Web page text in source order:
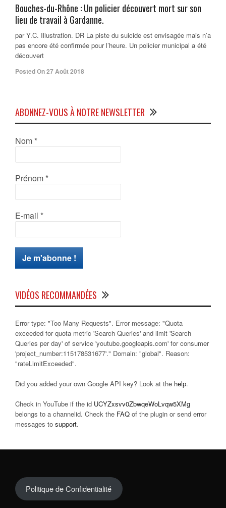
Bouches-du-Rhône : Un policier découvert mort sur son
lieu de travail à Gardanne.
par Y.C. Illustration. DR La piste du suicide est envisagée mais n’a
pas encore été confirmée pour l’heure. Un policier municipal a été
découvert
Posted On 27 Août 2018
ABONNEZ-VOUS À NOTRE NEWSLETTER
Nom *
Prénom *
E-mail *
VIDÉOS RECOMMANDÉES
Error type: "Too Many Requests". Error message: "Quota
exceeded for quota metric 'Search Queries' and limit 'Search
Queries per day' of service 'youtube.googleapis.com' for consumer
'project_number:115178531677'." Domain: "global". Reason:
"rateLimitExceeded".
Did you added your own Google API key? Look at the help.
Check in YouTube if the id UCYZxsvv0ZbwqeWoLvqw5XMg
belongs to a channelid. Check the FAQ of the plugin or send error
messages to support.
Politique de Confidentialité